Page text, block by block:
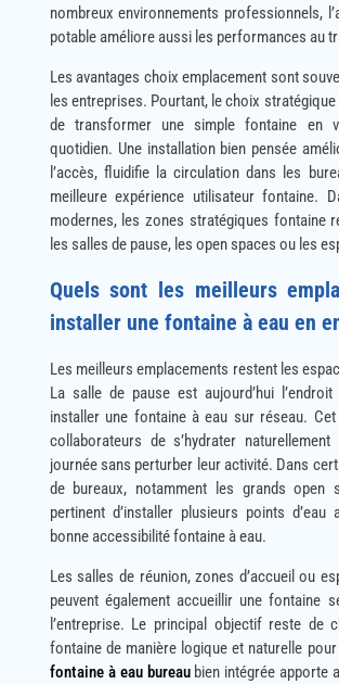
nombreux environnements professionnels,
potable améliore aussi les performances au
Les avantages choix emplacement sont
les entreprises. Pourtant, le choix
de transformer une simple fontaine en
quotidien. Une installation bien pensée
l’accès, fluidifie la circulation dans les
meilleure expérience utilisateur fontaine.
modernes, les zones stratégiques fontaine
les salles de pause, les open spaces ou les
Quels sont les meilleurs
installer une fontaine à eau en
Les meilleurs emplacements restent les
La salle de pause est aujourd’hui
installer une fontaine à eau sur réseau.
collaborateurs de s’hydrater
journée sans perturber leur activité. Dans
de bureaux, notamment les grands open
pertinent d’installer plusieurs points
bonne accessibilité fontaine à eau.
Les salles de réunion, zones d’accueil ou
peuvent également accueillir une fontaine
l’entreprise. Le principal objectif reste de
fontaine de manière logique et naturelle
fontaine à eau bureaubien intégrée apporte